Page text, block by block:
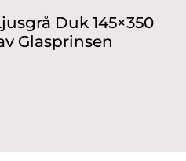
Duk 145×350
Glasprinsen